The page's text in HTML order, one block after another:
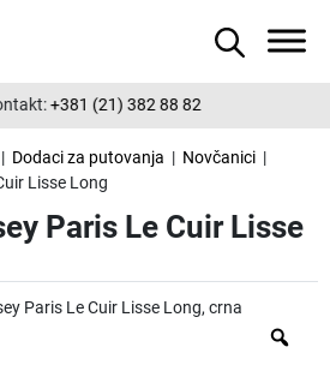
+381 (21) 382 88 82
Dodaci za putovanja | Novčanici|
Lisse Long
Paris Le Cuir Lisse